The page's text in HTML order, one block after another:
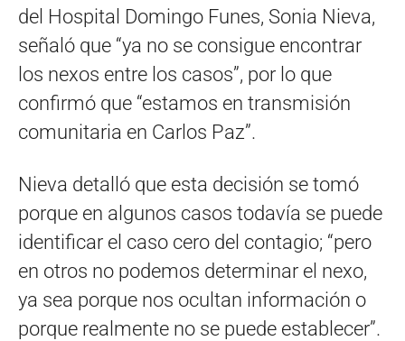
del Hospital Domingo Funes, Sonia Nieva,
señaló que “ya no se consigue encontrar
los nexos entre los casos”, por lo que
confirmó que “estamos en transmisión
comunitaria en Carlos Paz”.
Nieva detalló que esta decisión se tomó
porque en algunos casos todavía se puede
identificar el caso cero del contagio; “pero
en otros no podemos determinar el nexo,
ya sea porque nos ocultan información o
porque realmente no se puede establecer”.